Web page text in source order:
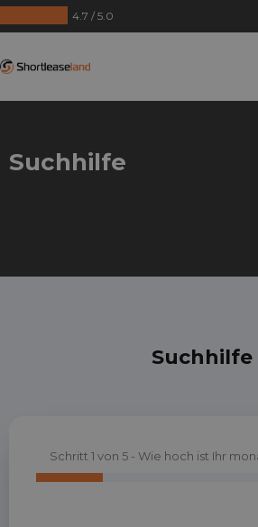
4.7 / 5.0
Suchhilfe
Suchhilfe
Schritt 1 von 5- Wie hoch ist Ihr